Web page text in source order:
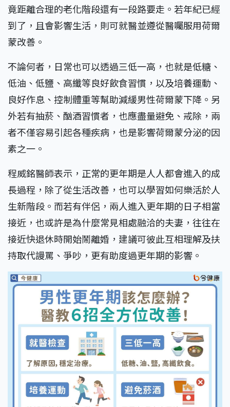
竟距離合理的老化階段還有一段路要走。若年紀已經
到了，且會影響生活，則可就醫並遵從醫囑服用荷爾
蒙改善。
不論何者，日常也可以透過三低一高，也就是低糖、
低油、低鹽、高纖等良好飲食習慣，以及培養運動、
良好作息、控制體重等幫助減緩男性荷爾蒙下降。另
外若有抽菸、酗酒習慣者，也應盡量避免、戒除，兩
者不僅容易引起各種疾病，也是影響荷爾蒙分泌的因
素之一。
程威銘醫師表示，正常的更年期是人人都會進入的成
長過程，除了從生活改善，也可以學習如何樂活於人
生新階段。而若有伴侶，兩人進入更年期的日子相當
接近，也或許是為什麼常見相處融洽的夫妻，往往在
接近快退休時開始鬧離婚，建議可彼此互相理解及扶
持取代謾罵、爭吵，更有助度過更年期的影響。